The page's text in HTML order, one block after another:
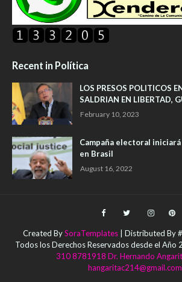
Recent in Política
LOS PRESOS POLITICOS
SALDRIAN EN LIBERTAD,
February 10, 2023
Campaña electoral
en Brasil
August 16, 2022
Created BySoraTemplates | Distributed By
Todos los Derechos Reservados desde el Año
310 8781918 Dr. Hernando
hangaritac214@gmail.com